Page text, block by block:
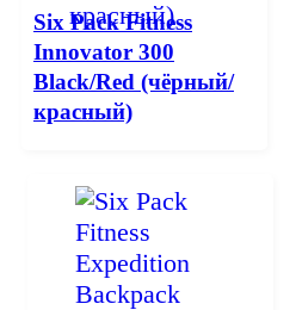
Six Pack Fitness
Innovator 300
Black/Red (чёрный/
красный)